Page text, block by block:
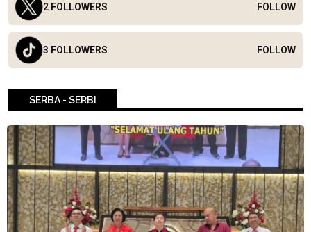
2 FOLLOWERS FOLLOW
3 FOLLOWERS FOLLOW
SERBA - SERBI